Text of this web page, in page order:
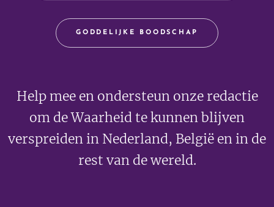
GODDELIJKE BOODSCHAP
Help mee en ondersteun onze redactie
om de Waarheid te kunnen blijven
verspreiden in Nederland, België en in de
rest van de wereld.